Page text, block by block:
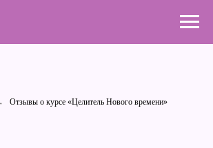
Отзывы о курсе «Целитель Нового времени»